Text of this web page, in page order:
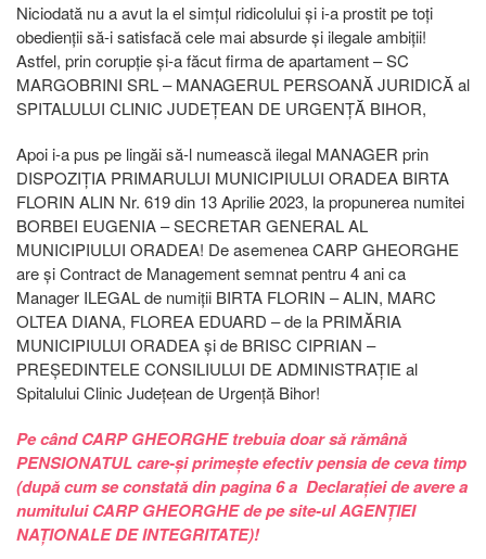
Niciodată nu a avut la el simțul ridicolului și i-a prostit pe toți
obedienții să-i satisfacă cele mai absurde și ilegale ambiții!
Astfel, prin corupție și-a făcut firma de apartament – SC
MARGOBRINI SRL – MANAGERUL PERSOANĂ JURIDICĂ al
SPITALULUI CLINIC JUDEȚEAN DE URGENȚĂ BIHOR,
Apoi i-a pus pe lingăi să-l numească ilegal MANAGER prin
DISPOZIȚIA PRIMARULUI MUNICIPIULUI ORADEA BIRTA
FLORIN ALIN Nr. 619 din 13 Aprilie 2023, la propunerea numitei
BORBEI EUGENIA – SECRETAR GENERAL AL
MUNICIPIULUI ORADEA! De asemenea CARP GHEORGHE
are și Contract de Management semnat pentru 4 ani ca
Manager ILEGAL de numiții BIRTA FLORIN – ALIN, MARC
OLTEA DIANA, FLOREA EDUARD – de la PRIMĂRIA
MUNICIPIULUI ORADEA și de BRISC CIPRIAN –
PREȘEDINTELE CONSILIULUI DE ADMINISTRAȚIE al
Spitalului Clinic Județean de Urgență Bihor!
Pe când CARP GHEORGHE trebuia doar să rămână
PENSIONATUL care-și primește efectiv pensia de ceva timp
(după cum se constată din pagina 6 a Declarației de avere a
numitului CARP GHEORGHE de pe site-ul AGENȚIEI
NAȚIONALE DE INTEGRITATE)!